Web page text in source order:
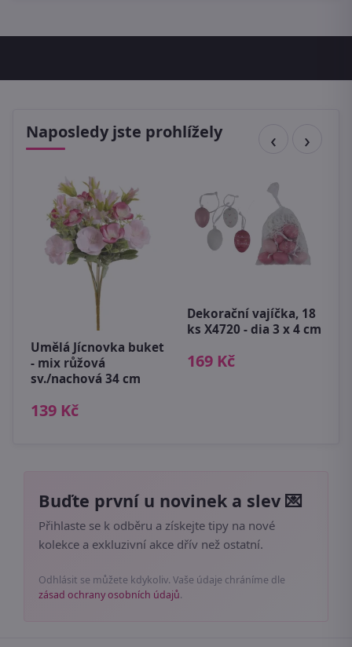
Naposledy jste prohlížely
Umělá Jícnovka buket
- mix růžová
sv./nachová 34 cm
139 Kč
Dekorační vajíčka, 18
ks X4720 - dia 3 x 4 cm
169 Kč
Buďte první u novinek a slev 💌
Přihlaste se k odběru a získejte tipy na nové
kolekce a exkluzivní akce dřív než ostatní.
Odhlásit se můžete kdykoliv. Vaše údaje chráníme dle
zásad ochrany osobních údajů.